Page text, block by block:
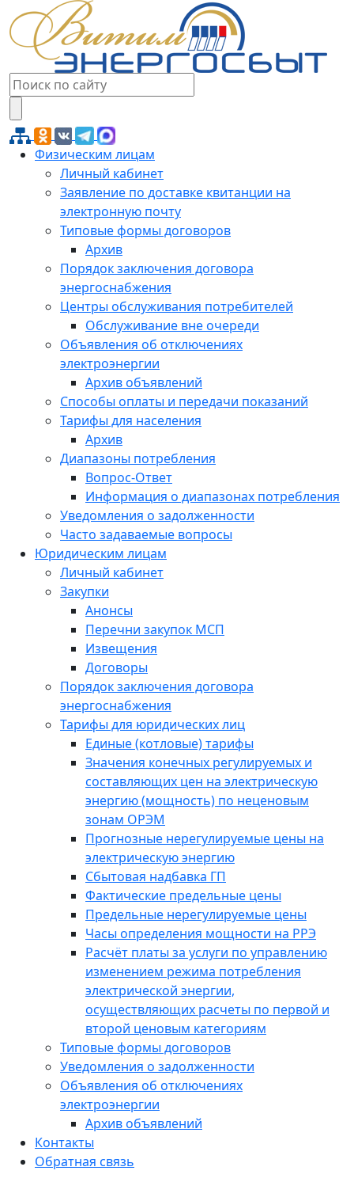
Физическим лицам
Личный кабинет
Заявление по доставке квитанции на
электронную почту
Типовые формы договоров
Архив
Порядок заключения договора
энергоснабжения
Центры обслуживания потребителей
Обслуживание вне очереди
Объявления об отключениях
электроэнергии
Архив объявлений
Способы оплаты и передачи показаний
Тарифы для населения
Архив
Диапазоны потребления
Вопрос-Ответ
Информация о диапазонах потребления
Уведомления о задолженности
Часто задаваемые вопросы
Юридическим лицам
Личный кабинет
Закупки
Анонсы
Перечни закупок МСП
Извещения
Договоры
Порядок заключения договора
энергоснабжения
Тарифы для юридических лиц
Единые (котловые) тарифы
Значения конечных регулируемых и
составляющих цен на электрическую
энергию (мощность) по неценовым
зонам ОРЭМ
Прогнозные нерегулируемые цены на
электрическую энергию
Сбытовая надбавка ГП
Фактические предельные цены
Предельные нерегулируемые цены
Часы определения мощности на РРЭ
Расчёт платы за услуги по управлению
изменением режима потребления
электрической энергии,
осуществляющих расчеты по первой и
второй ценовым категориям
Типовые формы договоров
Уведомления о задолженности
Объявления об отключениях
электроэнергии
Архив объявлений
Контакты
Обратная связь